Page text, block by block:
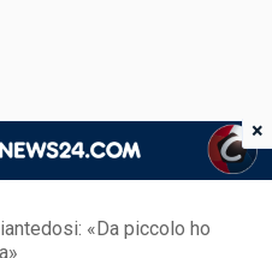
«Da piccolo ho
×